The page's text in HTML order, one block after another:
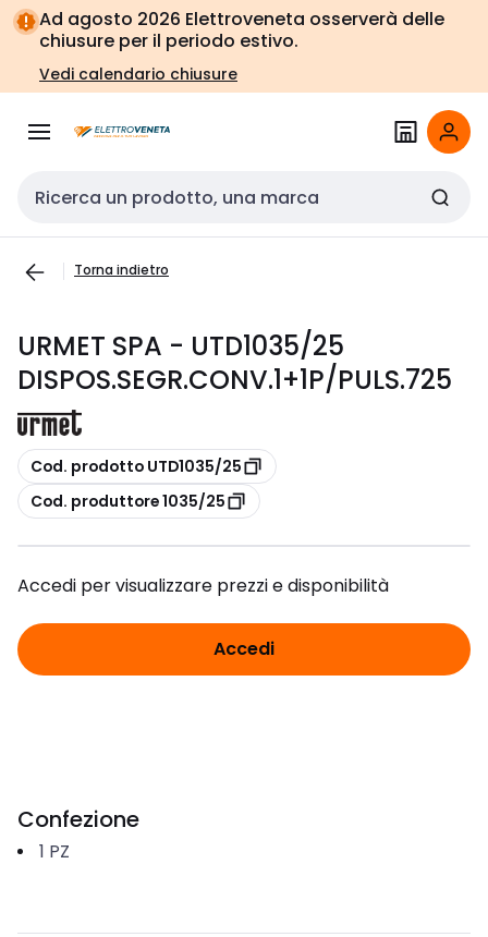
Vai alla
navigazione
Vai
alla
pagina
Ad agosto 2026 Elettroveneta osserverà delle
chiusure per il periodo estivo.
Vedi calendario chiusure
Cerca input
Torna indietro
URMET SPA - UTD1035/25
DISPOS.SEGR.CONV.1+1P/PULS.725
copia
Cod. prodotto UTD1035/25
copia
Cod. produttore 1035/25
Accedi per visualizzare prezzi e disponibilità
Accedi
Confezione
1 PZ